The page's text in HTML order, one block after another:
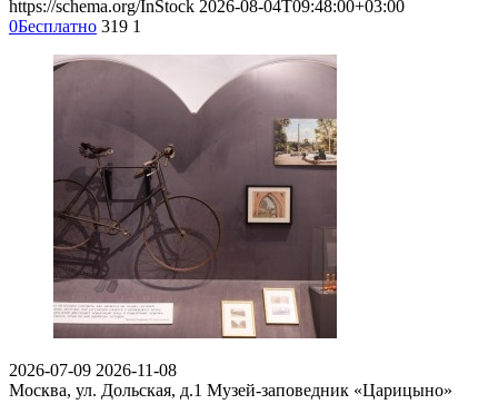
https://schema.org/InStock 2026-08-04T09:48:00+03:00
0Бесплатно 319 1
2026-07-09 2026-11-08
Москва, ул. Дольская, д.1 Музей-заповедник «Царицыно»